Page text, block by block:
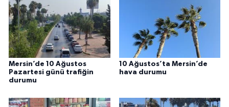
Mersin’de 10 Ağustos
Pazartesi günü trafiğin
durumu
10 Ağustos’ta Mersin’de
hava durumu